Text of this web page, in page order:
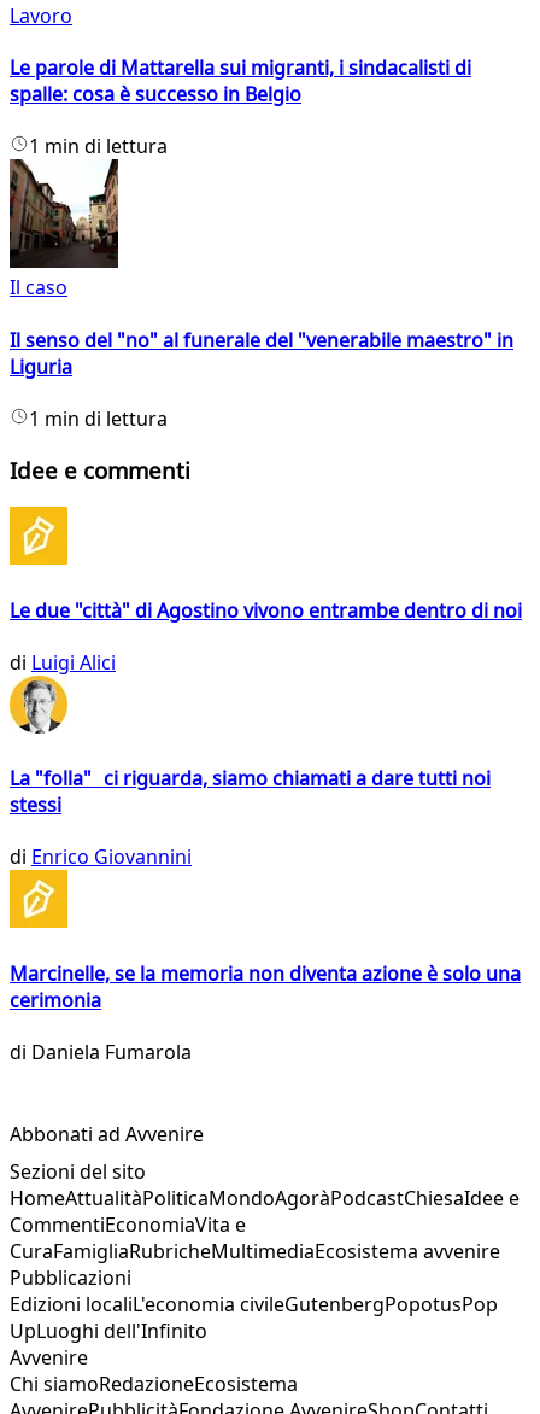
Lavoro
Le parole di Mattarella sui migranti, i sindacalisti di
spalle: cosa è successo in Belgio
1 min di lettura
Il caso
Il senso del "no" al funerale del "venerabile maestro" in
Liguria
1 min di lettura
Idee e commenti
Le due "città" di Agostino vivono entrambe dentro di noi
di Luigi Alici
La "folla" ci riguarda, siamo chiamati a dare tutti noi
stessi
di Enrico Giovannini
Marcinelle, se la memoria non diventa azione è solo una
cerimonia
di Daniela Fumarola
Abbonati ad Avvenire
Sezioni del sito
HomeAttualitàPoliticaMondoAgoràPodcastChiesaIdee e
CommentiEconomiaVita e
CuraFamigliaRubricheMultimediaEcosistema avvenire
Pubblicazioni
Edizioni localiL'economia civileGutenbergPopotusPop
UpLuoghi dell'Infinito
Avvenire
Chi siamoRedazioneEcosistema